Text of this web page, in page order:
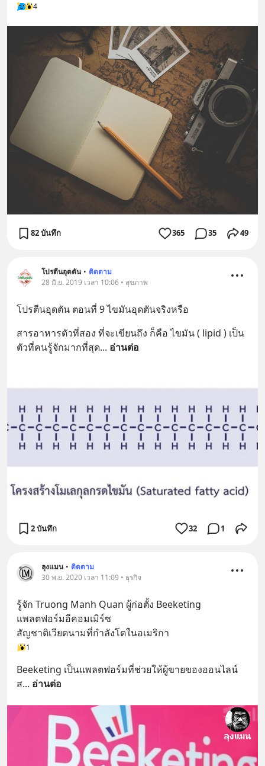
4
82 บันทึก 365 35 49
โปรตีนอุดตัน • ติดตาม
28 มิ.ย. 2019 เวลา 10:06 • สุขภาพ
โปรตีนอุดตัน ตอนที่ 9 ไขมันอุดตันจริงหรือ
สารอาหารตัวที่สอง ที่จะเขียนถึง ก็คือ ไขมัน ( lipid ) เป็น
ตัวที่คนรู้จักมากที่สุด... อ่านต่อ
2 บันทึก 32 1
ลุงแมน • ติดตาม
30 พ.ย. 2020 เวลา 11:09 • ธุรกิจ
รู้จัก Truong Manh Quan ผู้ก่อตั้ง Beeketing
แพลตฟอร์มอีคอมเมิร์ซ
สัญชาติเวียดนามที่กำลังโตในอเมริกา
1
Beeketing เป็นแพลตฟอร์มที่ช่วยให้ผู้ขายของออนไลน์
ส... อ่านต่อ